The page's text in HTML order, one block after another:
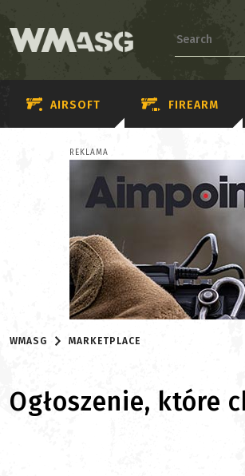
AIRSOFT FIREARM
REKLAMA
WMASG MARKETPLACE
Ogłoszenie, które